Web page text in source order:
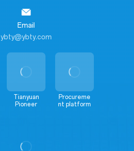
Email
ybty@ybty.com
Tianyuan
Pioneer
Procureme
nt platform